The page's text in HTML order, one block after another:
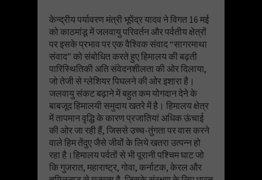
केन्द्रीय पर्यावरण मंत्री भूपेंद्र यादव ने विगत 16 मई
को काठमांडू में जलवायु परिवर्तन और पर्वतीय क्षेत्रों
पर इसके प्रभाव पर एक वैश्विक संवाद “सागरमाथा
संवाद” को संबोधित करते हुए हिमालय की बढ़ती
पारिस्थितिकी अति संवेदनशीलता की ओर दिलाया,
जो तेजी से ग्लेशियर पिघलने की ओर इशारा है।
जलवायु संकट बढ़ाने में बहुत कम योगदान देने के
बाबजूद हिमालयी समुदाय खतरे में है। हिमालय क्षेत्र
में तापमान वृद्धि के कारण प्रजातियां अधिक ऊंचाई
की ओर जा रही हैं, जिससे उच्च-तुंगता पर वास करने
वाले हिम तेंदुए जैसे जीवों के लिये खतरा उत्पन्न हो
रहा है।हिमालय पर्वतों से भी पूरानी पश्चिम घाट जो
कि गुजरात, महाराष्ट्र, गोवा, कर्नाटक, केरल और